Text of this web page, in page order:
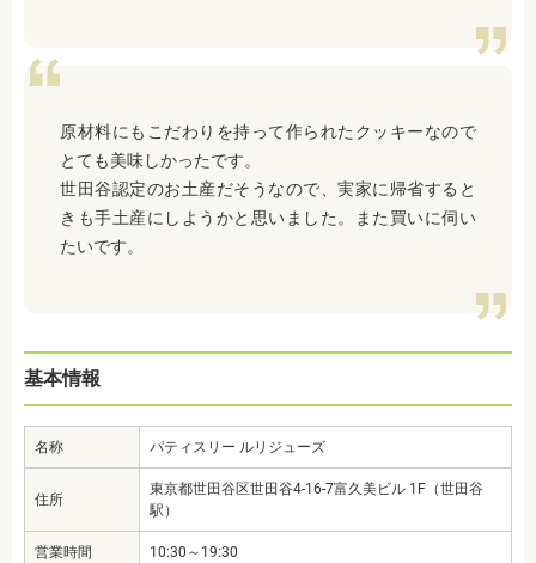
原材料にもこだわりを持って作られたクッキーなので
とても美味しかったです。
世田谷認定のお土産だそうなので、実家に帰省すると
きも手土産にしようかと思いました。また買いに伺い
たいです。
基本情報
名称 パティスリー ルリジューズ
住所
東京都世田谷区世田谷4-16-7富久美ビル 1F（世田谷
駅）
営業時間 10:30～19:30